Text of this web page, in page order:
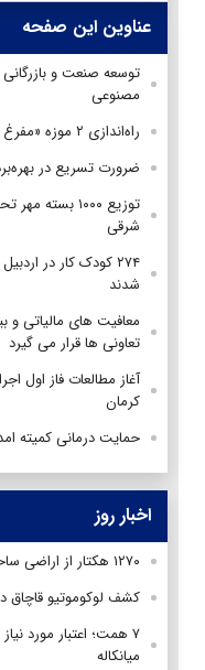
عناوین این صفحه
توسعه صنعت و
مصنوعی
راه‌اندازی ۲ موزه «مفرغ و سکه» و موزه «نسخ خطی»در استان
ضرورت تسریع در
توزیع ۱۰۰۰
شرقی
۲۷۴ کودک کار در
شدند
معافیت های مالیاتی و
تعاونی ها قرار می گیرد
آغاز مطالعات فاز اول
کرمان
حمایت درمانی کمیته
اخبار روز
۱۲۷۰ هکتار از اراضی ساحلی مکران زیر کشت میگو رفت
کشف لوکوموتیو قاچاق
۷ همت؛ اعتبار مورد
میانکاله